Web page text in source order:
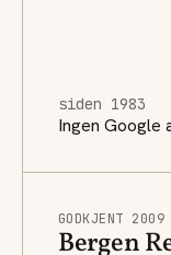
siden 1983
Ingen Google
GODKJENT 2009
Bergen